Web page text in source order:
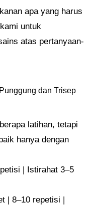
apa yang harus
untuk
atas pertanyaan-
dan Trisep
latihan, tetapi
hanya dengan
| Istirahat 3–5
| 8–10 repetisi |